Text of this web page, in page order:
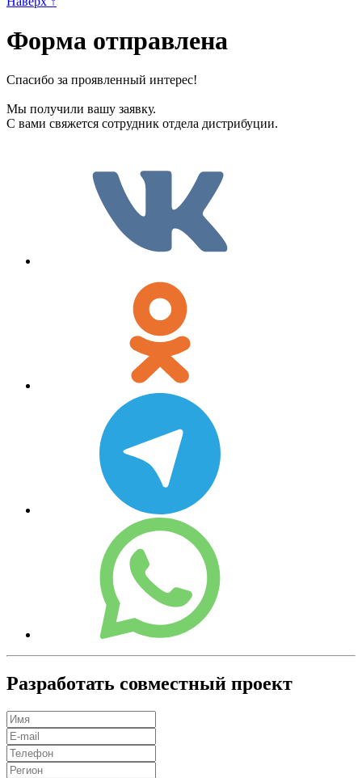
Форма отправлена
Спасибо за проявленный интерес!
Мы получили вашу заявку.
С вами свяжется сотрудник отдела дистрибуции.
Разработать совместный проект